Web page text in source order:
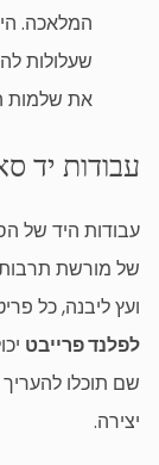
המלאכה.
שעלולות
את שלמות
עבודות יד
עבודות היד של
של מורשת
ועץ ליבנה, כל
לפלנד פרייבט
שם תוכלו
יצירה.